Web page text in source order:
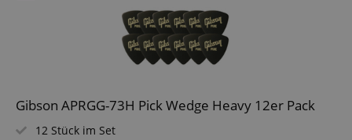
Gibson APRGG-73H Pick Wedge Heavy 12er Pack
12 Stück im Set